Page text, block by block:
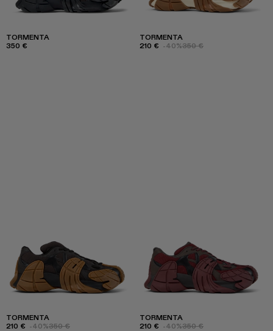
TORMENTA
350 €
TORMENTA
210 € -40%350 €
TORMENTA
210 € -40%350 €
TORMENTA
210 € -40%350 €